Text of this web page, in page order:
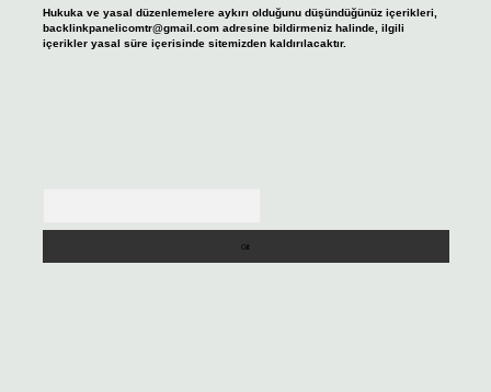
Hukuka ve yasal düzenlemelere aykırı olduğunu düşündüğünüz içerikleri,
backlinkpanelicomtr@gmail.comadresine bildirmeniz halinde, ilgili
içerikler yasal süre içerisinde sitemizden kaldırılacaktır.